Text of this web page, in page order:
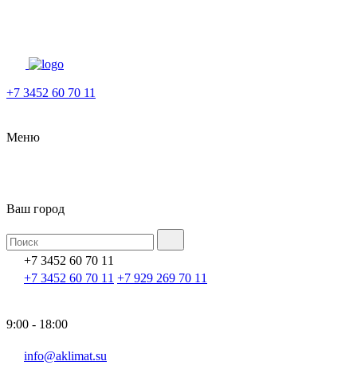
+7 3452 60 70 11
Меню
Ваш город
+7 3452 60 70 11
+7 3452 60 70 11 +7 929 269 70 11
9:00 - 18:00
info@aklimat.su